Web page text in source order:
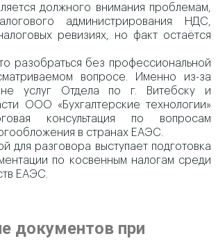
должного внимания проблемам,
администрирования НДС,
ревизиях, но факт остаётся
разобраться без профессиональной
вопросе. Именно из-за
услуг Отдела по г. Витебску и
ООО «Бухгалтерские технологии»
консультация по вопросам
в странах ЕАЭС.
для разговора выступает подготовка
по косвенным налогам среди
ЕАЭС.
документов при